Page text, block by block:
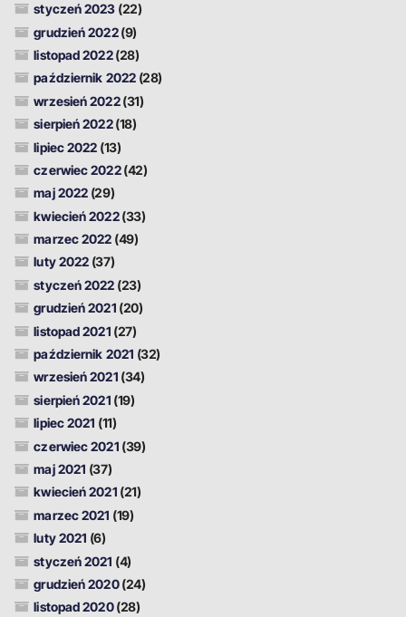
styczeń 2023 (22)
grudzień 2022(9)
listopad 2022(28)
październik 2022(28)
wrzesień 2022(31)
sierpień 2022(18)
lipiec 2022 (13)
czerwiec 2022(42)
maj 2022 (29)
kwiecień 2022(33)
marzec 2022 (49)
luty 2022 (37)
styczeń 2022 (23)
grudzień 2021 (20)
listopad 2021 (27)
październik 2021 (32)
wrzesień 2021 (34)
sierpień 2021 (19)
lipiec 2021 (11)
czerwiec 2021 (39)
maj 2021 (37)
kwiecień 2021 (21)
marzec 2021 (19)
luty 2021 (6)
styczeń 2021 (4)
grudzień 2020(24)
listopad 2020(28)